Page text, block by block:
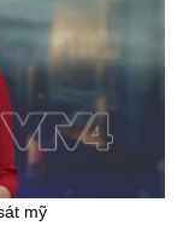
mỹ